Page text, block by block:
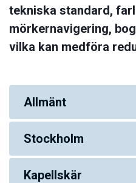
tekniska standard,
mörkernavigering,
vilka kan medföra
Allmänt
Stockholm
Kapellskär